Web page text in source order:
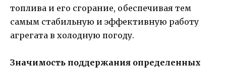
топлива и его сгорание, обеспечивая тем
самым стабильную и эффективную работу
агрегата в холодную погоду.
Значимость поддержания определенных